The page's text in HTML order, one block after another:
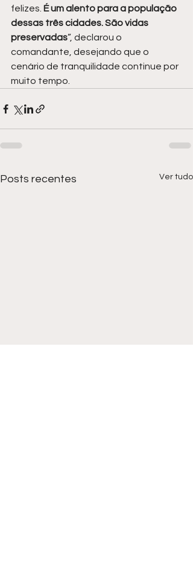
felizes. É um alento para a população
dessas três cidades. São vidas
preservadas”, declarou o
comandante, desejando que o
cenário de tranquilidade continue por
muito tempo.
Posts recentes Ver tudo